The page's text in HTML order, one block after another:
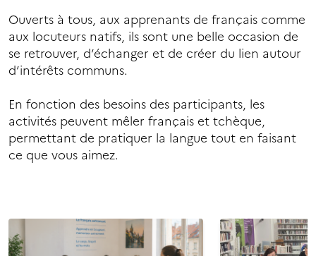
Ouverts à tous, aux apprenants de français comme
aux locuteurs natifs, ils sont une belle occasion de
se retrouver, d’échanger et de créer du lien autour
d’intérêts communs.
En fonction des besoins des participants, les
activités peuvent mêler français et tchèque,
permettant de pratiquer la langue tout en faisant
ce que vous aimez.